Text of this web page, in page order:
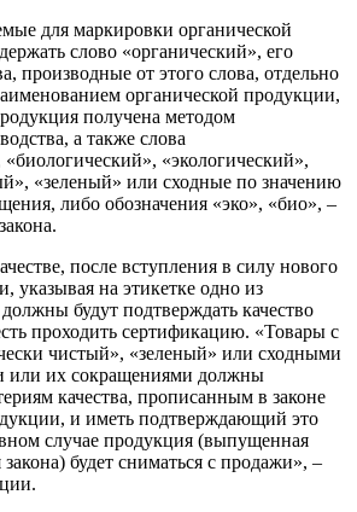
для маркировки органической
слово «органический», его
производные от этого слова, отдельно
органической продукции,
получена методом
а также слова
«экологический»,
«зеленый» или сходные по значению
либо обозначения «эко», «био», –
после вступления в силу нового
указывая на этикетке одно из
будут подтверждать качество
проходить сертификацию. «Товары с
чистый», «зеленый» или сходными
или их сокращениями должны
качества, прописанным в законе
и иметь подтверждающий это
случае продукция (выпущенная
будет сниматься с продажи», –